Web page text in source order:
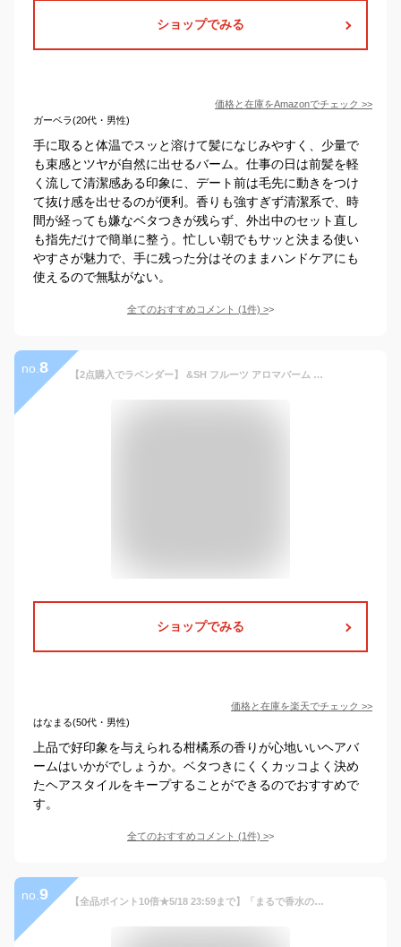
ショップでみる
価格と在庫をAmazonでチェック >>
ガーベラ(20代・男性)
手に取ると体温でスッと溶けて髪になじみやすく、少量で
も束感とツヤが自然に出せるバーム。仕事の日は前髪を軽
く流して清潔感ある印象に、デート前は毛先に動きをつけ
て抜け感を出せるのが便利。香りも強すぎず清潔系で、時
間が経っても嫌なベタつきが残らず、外出中のセット直し
も指先だけで簡単に整う。忙しい朝でもサッと決まる使い
やすさが魅力で、手に残った分はそのままハンドケアにも
使えるので無駄がない。
全てのおすすめコメント (1件) >
no. 8 【2点購入でラベンダー】 &SH フルーツ アロマバーム レモン 10g [ 練り香水 練香水 ねり香水 子供 子ども キッズ メンズ レディース れもん 柑橘系 柑橘 柑橘系の香り ハンドクリーム ヘアバーム ボディクリーム アロマ ギフト プレゼント かわいい ボディクリーム ]+lt3+
ショップでみる
価格と在庫を楽天でチェック >>
はなまる(50代・男性)
上品で好印象を与えられる柑橘系の香りが心地いいヘアバ
ームはいかがでしょうか。ベタつきにくくカッコよく決め
たヘアスタイルをキープすることができるのでおすすめで
す。
全てのおすすめコメント (1件) >
no. 9 【全品ポイント10倍★5/18 23:59まで】「まるで香水のような上質な香り。メンズ用ヘアバーム」バブロ バーム BABLO BALM バブロバーム ヘアバーム メンズ用 男性用（マンダリンシトラスの香り）35g 1個＆メッシュコーム櫛（ブラック） 1個セット [ヘアワックス 練り香水]